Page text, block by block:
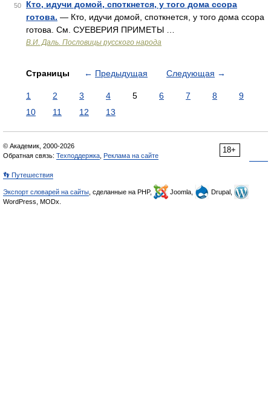
50
Кто, идучи домой, споткнется, у того дома ссора
готова. — Кто, идучи домой, споткнется, у того дома ссора
готова. См. СУЕВЕРИЯ ПРИМЕТЫ …
В.И. Даль. Пословицы русского народа
Страницы ← Предыдущая Следующая →
1 2 3 4 5 6 7 8
9
10
11 12 13
18+
© Академик, 2000-2026
Обратная связь: Техподдержка Реклама на сайте
👣 Путешествия
Экспорт словарей на сайты , сделанные на PHP, Joomla,
Drupal,
WordPress, MODx.